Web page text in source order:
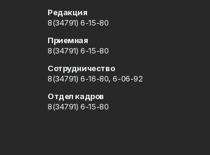
Редакция
8(34791) 6-15-80
Приемная
8(34791) 6-15-80
Сотрудничество
8(34791) 6-16-80, 6-06-92
Отдел кадров
8(34791) 6-15-80